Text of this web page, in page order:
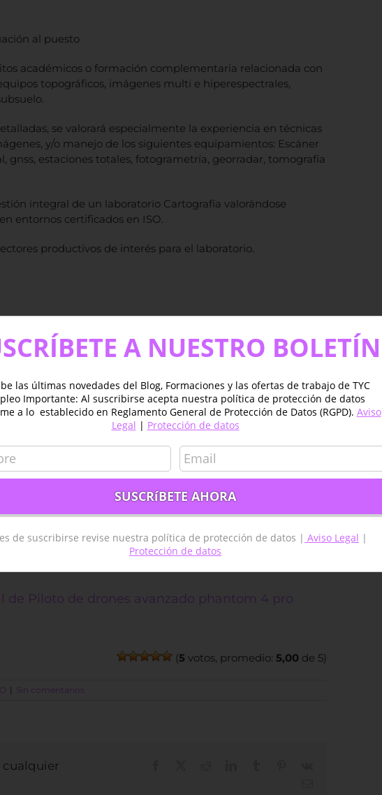
al puesto
académicos o formación complementaria relacionada con
topográficos, imágenes multi e hiperespectrales,
se valorará especialmente la experiencia en técnicas
y/o manejo de los siguientes equipamientos: Escáner
gnss, estaciones totales, fotogrametría, georradar, tomografía
integral de un laboratorio Cartografía valorándose
entornos certificados en ISO.
productivos de interés para el laboratorio.
ACCEDE A LA OFERTA
con el Puesto vacante
(5 votos, promedio: 5,00 de 5)
| Sin comentarios
cualquier
A NUESTRO BOLETÍN
las últimas novedades del Blog, Formaciones y las ofertas de trabajo de TYC
Importante: Al suscribirse acepta nuestra política de protección de datos
a lo establecido en Reglamento General de Protección de Datos (RGPD). Aviso
Legal | Protección de datos
de suscribirse revise nuestra política de protección de datos | Aviso Legal |
Protección de datos